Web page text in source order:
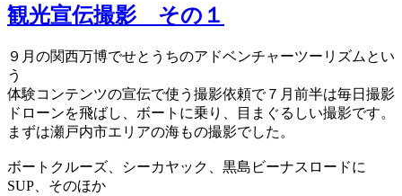
日:
観光宣伝撮影 その１
９月の関西万博でせとうちのアドベンチャーツーリズムとい
う
体験コンテンツの宣伝で使う撮影依頼で７月前半は毎日撮影
ドローンを飛ばし、ボートに乗り、目まぐるしい撮影です。
まずは瀬戸内市エリアの海もの撮影でした。
ボートクルーズ、シーカヤック、黒島ビーナスロードに
SUP、そのほか